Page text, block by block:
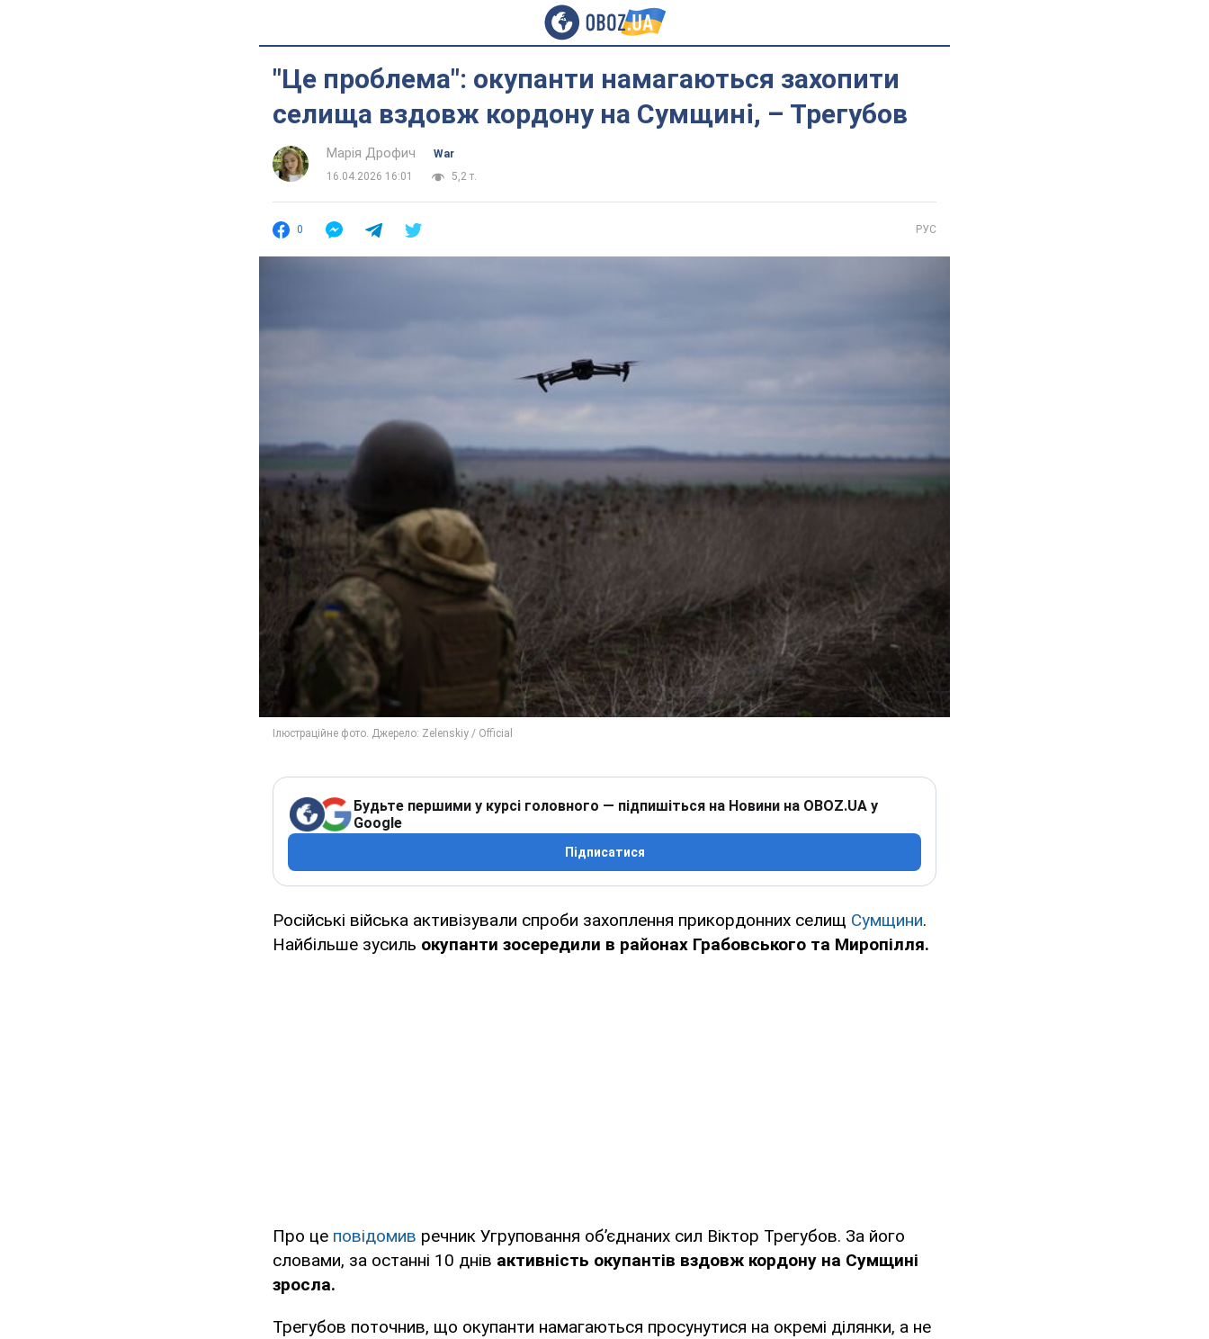
"Це проблема": окупанти намагаються захопити
селища вздовж кордону на Сумщині, – Трегубов
Марія Дрофич
War
16.04.2026 16:01
5,2 т.
0 РУС
Будьте першими у курсі головного — підпишіться на Новини на OBOZ.UA у
Google
Підписатися
Російські війська активізували спроби захоплення прикордонних селищ Сумщини.
Найбільше зусиль окупанти зосередили в районах Грабовського та Миропілля.
Про це повідомив речник Угруповання об’єднаних сил Віктор Трегубов. За його
словами, за останні 10 днів активність окупантів вздовж кордону на Сумщині
зросла.
Трегубов поточнив, що окупанти намагаються просунутися на окремі ділянки, а не